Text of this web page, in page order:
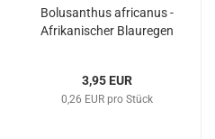
Bolusanthus africanus -
Afrikanischer Blauregen
3,95 EUR
0,26 EUR pro Stück